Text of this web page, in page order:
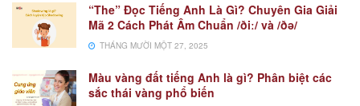
“The” Đọc Tiếng Anh Là Gì? Chuyên Gia Giải
Mã 2 Cách Phát Âm Chuẩn /ðiː/ và /ðə/
THÁNG MƯỜI MỘT 27, 2025
Màu vàng đất tiếng Anh là gì? Phân biệt các
sắc thái vàng phổ biến